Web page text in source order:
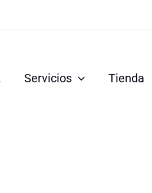
Servicios Tienda